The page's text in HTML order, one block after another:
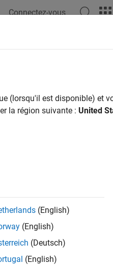
Connectez-vous
(lorsqu'il est disponible) et
la région suivante : United
(English)
(English)
(Deutsch)
(English)